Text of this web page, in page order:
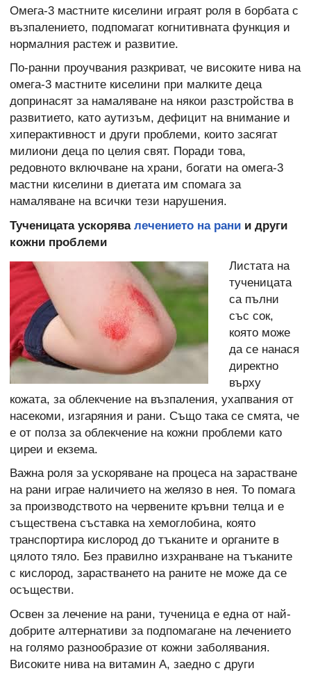
Омега-3 мастните киселини играят роля в борбата с
възпалението, подпомагат когнитивната функция и
нормалния растеж и развитие.
По-ранни проучвания разкриват, че високите нива на
омега-3 мастните киселини при малките деца
допринасят за намаляване на някои разстройства в
развитието, като аутизъм, дефицит на внимание и
хиперактивност и други проблеми, които засягат
милиони деца по целия свят. Поради това,
редовното включване на храни, богати на омега-3
мастни киселини в диетата им спомага за
намаляване на всички тези нарушения.
Тученицата ускорява лечението на рани и други
кожни проблеми
Листата на
тученицата
са пълни
със сок,
която може
да се нанася
директно
върху
кожата, за облекчение на възпаления, ухапвания от
насекоми, изгаряния и рани. Също така се смята, че
е от полза за облекчение на кожни проблеми като
циреи и екзема.
Важна роля за ускоряване на процеса на зарастване
на рани играе наличието на желязо в нея. То помага
за производството на червените кръвни телца и е
съществена съставка на хемоглобина, която
транспортира кислород до тъканите и органите в
цялото тяло. Без правилно изхранване на тъканите
с кислород, зарастването на раните не може да се
осъществи.
Освен за лечение на рани, тученица е една от най-
добрите алтернативи за подпомагане на лечението
на голямо разнообразие от кожни заболявания.
Високите нива на витамин А, заедно с други